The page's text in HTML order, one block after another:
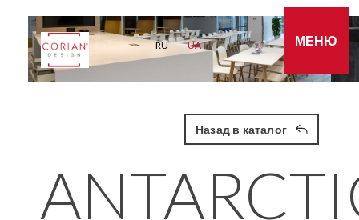
RU UA МЕНЮ
Назад в каталог